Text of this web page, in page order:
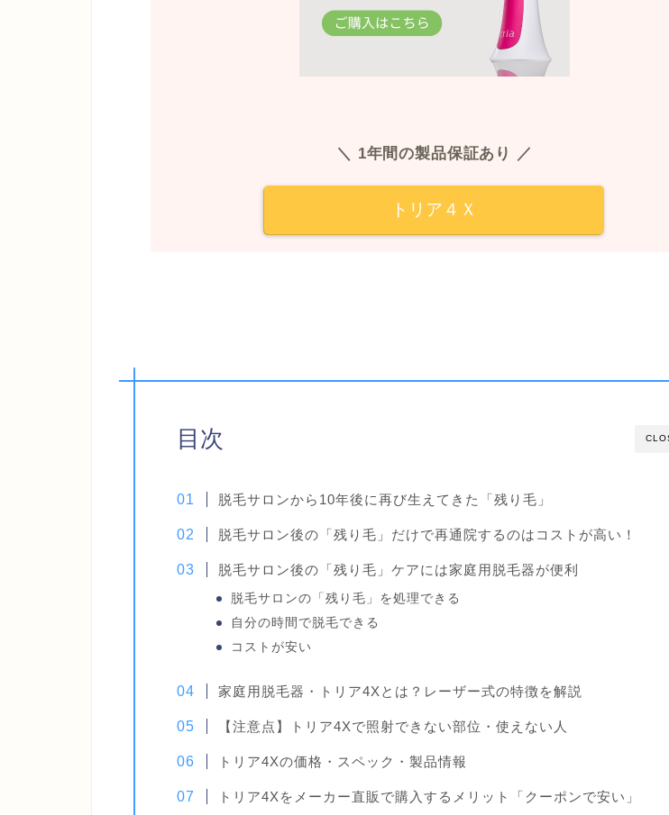
＼ 1年間の製品保証あり ／
トリア４Ｘ
目次
脱毛サロンから10年後に再び生えてきた「残り毛」
脱毛サロン後の「残り毛」だけで再通院するのはコストが高い！
脱毛サロン後の「残り毛」ケアには家庭用脱毛器が便利
脱毛サロンの「残り毛」を処理できる
自分の時間で脱毛できる
コストが安い
家庭用脱毛器・トリア4Xとは？レーザー式の特徴を解説
【注意点】トリア4Xで照射できない部位・使えない人
トリア4Xの価格・スペック・製品情報
トリア4Xをメーカー直販で購入するメリット「クーポンで安い」